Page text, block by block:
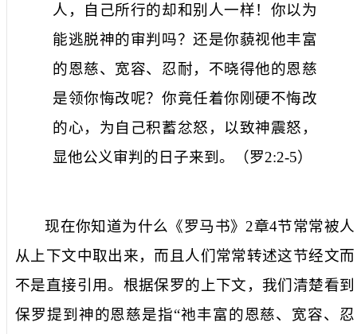
人，自己所行的却和别人一样！你以为
能逃脱神的审判吗？还是你藐视他丰富
的恩慈、宽容、忍耐，不晓得他的恩慈
是领你悔改呢？你竟任着你刚硬不悔改
的心，为自己积蓄忿怒，以致神震怒，
显他公义审判的日子来到。（罗2:2-5）
现在你知道为什么《罗马书》 2章4节常常被人
从上下文中取出来，而且人们常常转述这节经文而
不是直接引用。根据保罗的上下文，我们清楚看到
保罗提到神的恩慈是指“祂丰富的恩慈、宽容、忍